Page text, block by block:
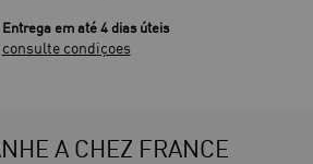
Entrega em até 4 dias úteis
consulte condiçoes
A CHEZ FRANCE